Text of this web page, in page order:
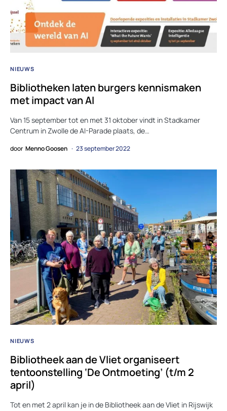
NIEUWS
Bibliotheken laten burgers kennismaken
met impact van AI
Van 15 september tot en met 31 oktober vindt in Stadkamer
Centrum in Zwolle de AI-Parade plaats, de…
door Menno Goosen 23 september 2022
NIEUWS
Bibliotheek aan de Vliet organiseert
tentoonstelling ‘De Ontmoeting’ (t/m 2
april)
Tot en met 2 april kan je in de Bibliotheek aan de Vliet in Rijswijk